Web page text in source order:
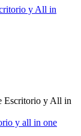
y All in
Escritorio y All in
y all in one